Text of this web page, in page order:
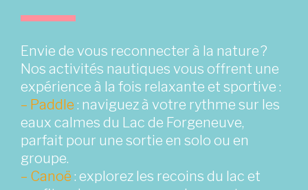
Envie de vous reconnecter à la nature ?
Nos activités nautiques vous offrent une
expérience à la fois relaxante et sportive :
– Paddle : naviguez à votre rythme sur les
eaux calmes du Lac de Forgeneuve,
parfait pour une sortie en solo ou en
groupe.
– Canoë : explorez les recoins du lac et